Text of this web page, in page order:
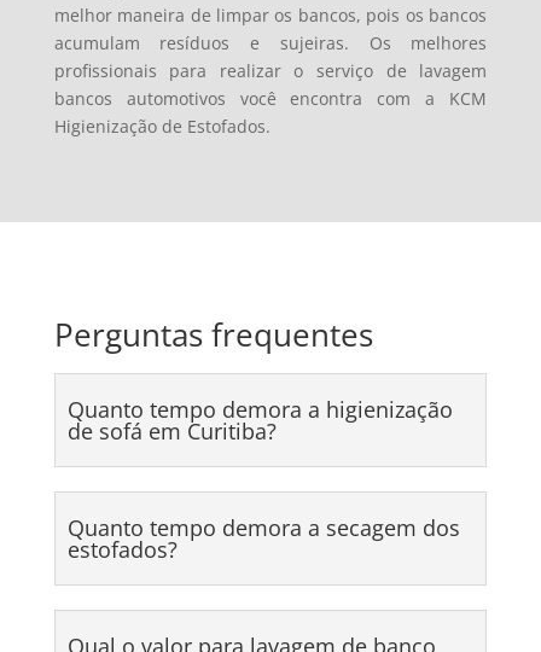
melhor maneira de limpar os bancos, pois os bancos
acumulam resíduos e sujeiras. Os melhores
profissionais para realizar o serviço de lavagem
bancos automotivos você encontra com a KCM
Higienização de Estofados.
Perguntas frequentes
Quanto tempo demora a higienização
de sofá em Curitiba?
Quanto tempo demora a secagem dos
estofados?
Qual o valor para lavagem de banco